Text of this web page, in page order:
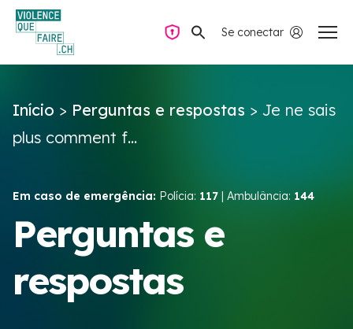
Se conectar
Perguntas e respostas
Violência no casal
Recursos e campanhas
Navegação privada
Início > Perguntas e respostas > Je ne sais
plus comment f...
Em caso de emergência: Polícia: 117 | Ambulância: 144
Perguntas e
respostas